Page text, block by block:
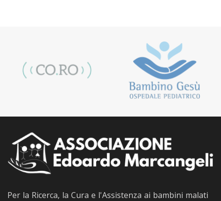
Per la Ricerca, la Cura e l'Assistenza ai bambini malati